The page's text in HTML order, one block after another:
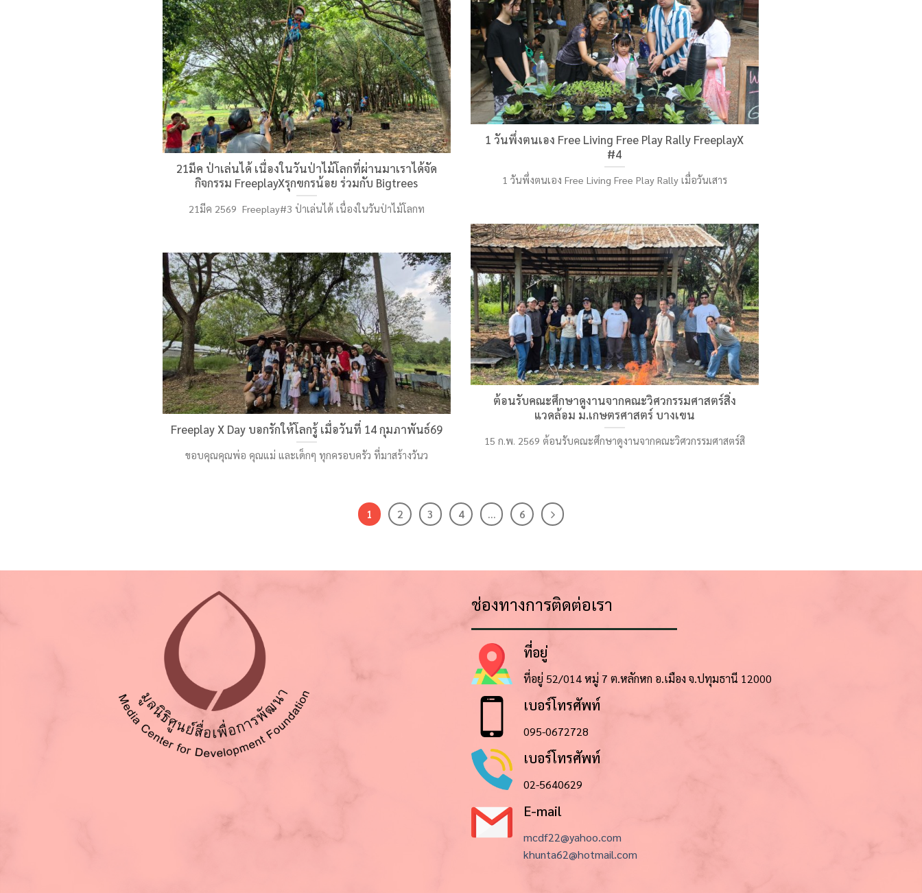
1 วันพึ่งตนเอง Free Living Free Play Rally FreeplayX
#4
1 วันพึ่งตนเอง Free Living Free Play Rally เมื่อวันเสาร
21มีค ป่าเล่นได้ เนื่องในวันป่าไม้โลกที่ผ่านมาเราได้จัด
กิจกรรม FreeplayXรุกขกรน้อย ร่วมกับ Bigtrees
21มีค 2569 Freeplay#3 ป่าเล่นได้ เนื่องในวันป่าไม้โลกท
ต้อนรับคณะศึกษาดูงานจากคณะวิศวกรรมศาสตร์สิ่ง
แวดล้อม ม.เกษตรศาสตร์ บางเขน
15 ก.พ. 2569 ต้อนรับคณะศึกษาดูงานจากคณะวิศวกรรมศาสตร์สิ
Freeplay X Day บอกรักให้โลกรู้ เมื่อวันที่ 14 กุมภาพันธ์69
ขอบคุณคุณพ่อ คุณแม่ และเด็กๆ ทุกครอบครัว ที่มาสร้างวันว
1 2 3 4 … 6
ช่องทางการติดต่อเรา
ที่อยู่
ที่อยู่ 52/014 หมู่ 7 ต.หลักหก อ.เมือง จ.ปทุมธานี 12000
เบอร์โทรศัพท์
095-0672728
เบอร์โทรศัพท์
02-5640629
E-mail
mcdf22@yahoo.com
khunta62@hotmail.com